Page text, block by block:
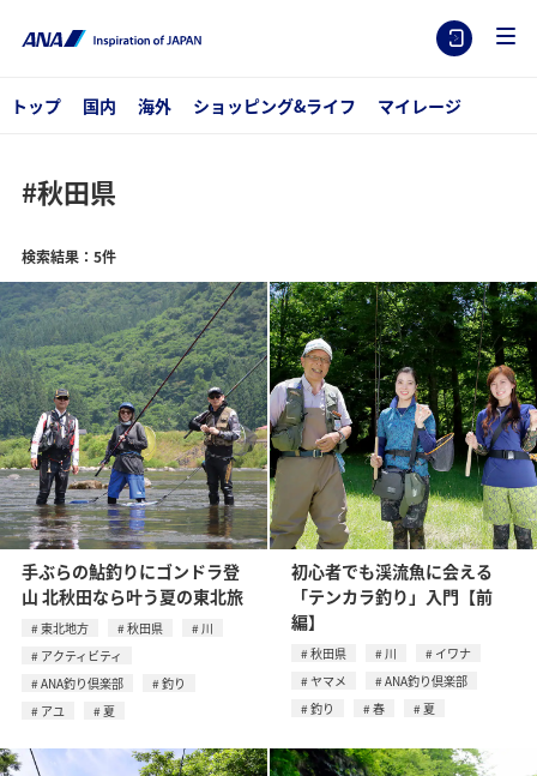
トップ 国内 海外 ショッピング&ライフ マイレージ
#秋田県
検索結果：5件
手ぶらの鮎釣りにゴンドラ登
山 北秋田なら叶う夏の東北旅
東北地方 秋田県
川
アクティビティ
ANA釣り倶楽部
釣り
アユ
夏
初心者でも渓流魚に会える
「テンカラ釣り」入門【前
編】
秋田県 川
イワナ
ヤマメ
ANA釣り倶楽部
釣り
春 夏